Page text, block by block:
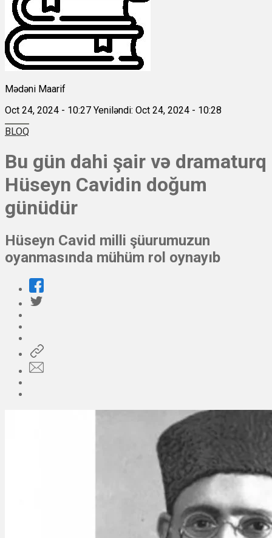
Mədəni Maarif
Oct 24, 2024 - 10:27 Yeniləndi: Oct 24, 2024 - 10:28
BLOQ
Bu gün dahi şair və dramaturq
Hüseyn Cavidin doğum
günüdür
Hüseyn Cavid milli şüurumuzun
oyanmasında mühüm rol oynayıb